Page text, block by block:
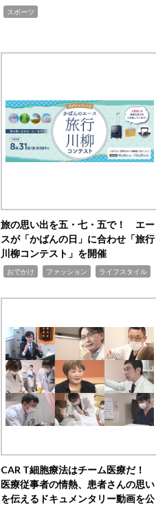
スポーツ
旅の思い出を五・七・五で！ エー
スが「かばんの日」に合わせ「旅行
川柳コンテスト」を開催
おでかけ ファッション ライフスタイル
CAR T細胞療法はチーム医療だ！
医療従事者の情熱、患者さんの思い
を伝えるドキュメンタリー動画を公